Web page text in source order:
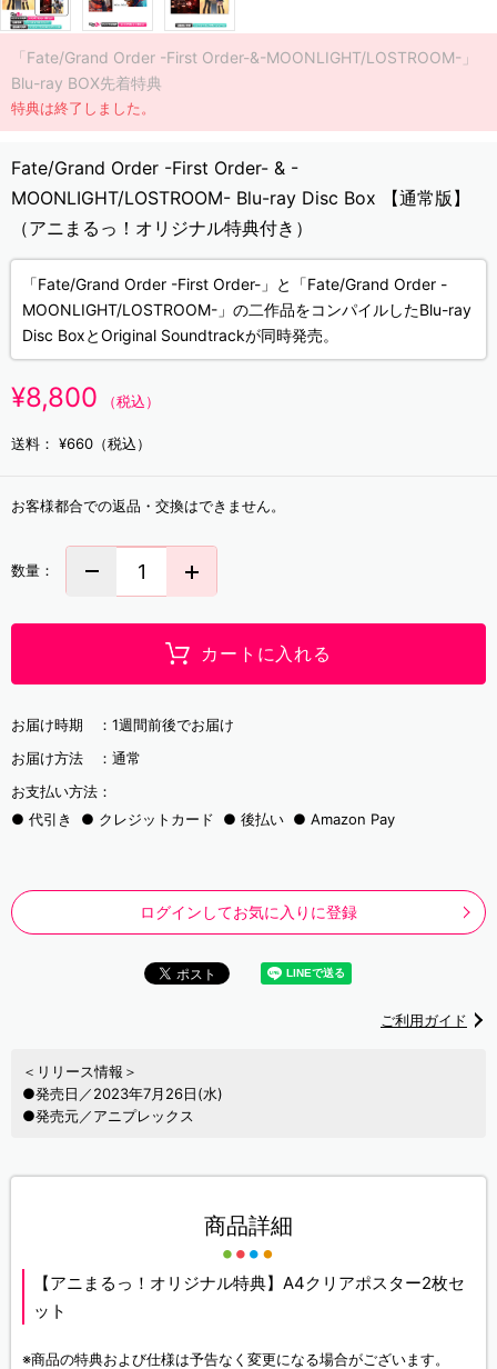
「Fate/Grand Order -First Order-&-MOONLIGHT/LOSTROOM-」
Blu-ray BOX先着特典
特典は終了しました。
Fate/Grand Order -First Order- & -
MOONLIGHT/LOSTROOM- Blu-ray Disc Box 【通常版】
（アニまるっ！オリジナル特典付き）
「Fate/Grand Order -First Order-」と「Fate/Grand Order -
MOONLIGHT/LOSTROOM-」の二作品をコンパイルしたBlu-ray
Disc BoxとOriginal Soundtrackが同時発売。
¥8,800 （税込）
送料： ¥660（税込）
お客様都合での返品・交換はできません。
数量：
カートに入れる
お届け時期 ： 1週間前後でお届け
お届け方法 ： 通常
お支払い方法：
代引き
クレジットカード 後払い Amazon Pay
ログインしてお気に入りに登録
ご利用ガイド
＜リリース情報＞
●発売日／2023年7月26日(水)
●発売元／アニプレックス
商品詳細
【アニまるっ！オリジナル特典】A4クリアポスター2枚セ
ット
※商品の特典および仕様は予告なく変更になる場合がございます。